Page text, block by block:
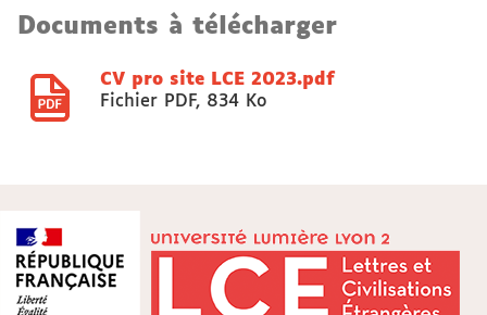
Documents à télécharger
CV pro site LCE 2023.pdf
Fichier PDF, 834 Ko